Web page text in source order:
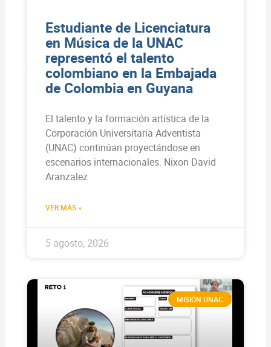
Estudiante de Licenciatura
en Música de la UNAC
representó el talento
colombiano en la Embajada
de Colombia en Guyana
El talento y la formación artística de la
Corporación Universitaria Adventista
(UNAC) continúan proyectándose en
escenarios internacionales. Nixon David
Aranzalez
VER MÁS »
5 agosto, 2026
MISIÓN UNAC